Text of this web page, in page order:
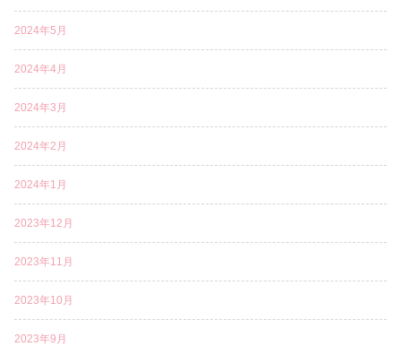
2024年5月
2024年4月
2024年3月
2024年2月
2024年1月
2023年12月
2023年11月
2023年10月
2023年9月